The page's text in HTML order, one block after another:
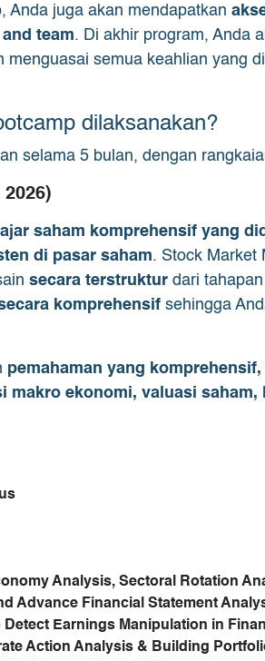
Anda juga akan mendapatkan
team. Di akhir program, Anda
menguasai semua keahlian yang
dilaksanakan?
selama 5 bulan, dengan
saham komprehensif yang
di pasar saham. Stock Market
secara terstruktur dari tahapan
komprehensif sehingga
pemahaman yang komprehensif,
makro ekonomi, valuasi
Analysis, Sectoral Rotation
Advance Financial Statement
Detect Earnings Manipulation in
Action Analysis & Building